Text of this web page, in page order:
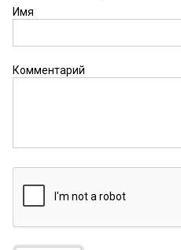
Имя
Комментарий